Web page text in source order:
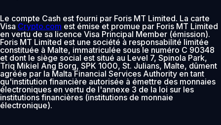
Le compte Cash est fourni par Foris MT Limited. La carte
Visa Crypto.com est émise et promue par Foris MT Limited
en vertu de sa licence Visa Principal Member (émission).
Foris MT Limited est une société à responsabilité limitée
constituée à Malte, immatriculée sous le numéro C 90348
et dont le siège social est situé au Level 7, Spinola Park,
Triq Mikiel Ang Borg, SPK 1000, St. Julians, Malte, dûment
agréée par la Malta Financial Services Authority en tant
qu'institution financière autorisée à émettre des monnaies
électroniques en vertu de l'annexe 3 de la loi sur les
institutions financières (institutions de monnaie
électronique).